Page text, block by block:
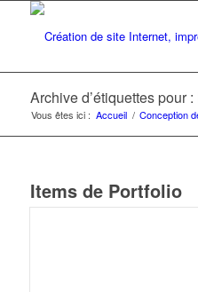
Archive d’étiquettes pour
Vous êtes ici : Accueil / Conception
Items de Portfolio